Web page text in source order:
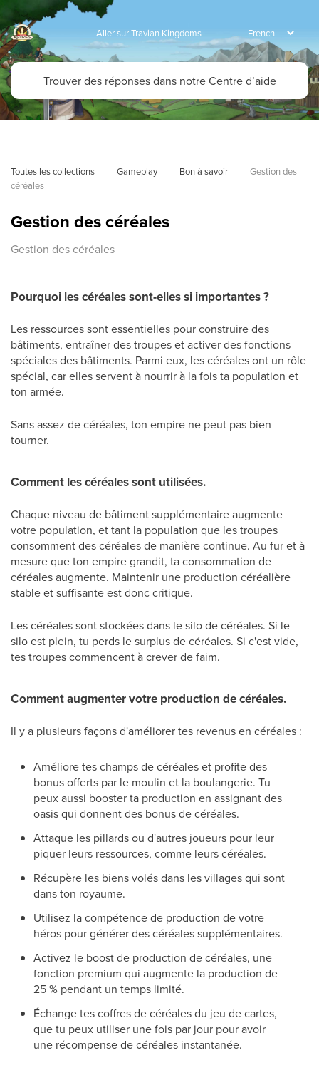
Aller sur Travian Kingdoms
Toutes les collections Gameplay Bon à savoir
Gestion des
céréales
Gestion des céréales
Gestion des céréales
Pourquoi les céréales sont-elles si importantes ?
Les ressources sont essentielles pour construire des
bâtiments, entraîner des troupes et activer des fonctions
spéciales des bâtiments. Parmi eux, les céréales ont un rôle
spécial, car elles servent à nourrir à la fois ta population et
ton armée.
Sans assez de céréales, ton empire ne peut pas bien
tourner.
Comment les céréales sont utilisées.
Chaque niveau de bâtiment supplémentaire augmente
votre population, et tant la population que les troupes
consomment des céréales de manière continue. Au fur et à
mesure que ton empire grandit, ta consommation de
céréales augmente. Maintenir une production céréalière
stable et suffisante est donc critique.
Les céréales sont stockées dans le silo de céréales. Si le
silo est plein, tu perds le surplus de céréales. Si c'est vide,
tes troupes commencent à crever de faim.
Comment augmenter votre production de céréales.
Il y a plusieurs façons d'améliorer tes revenus en céréales :
Améliore tes champs de céréales et profite des
bonus offerts par le moulin et la boulangerie. Tu
peux aussi booster ta production en assignant des
oasis qui donnent des bonus de céréales.
Attaque les pillards ou d'autres joueurs pour leur
piquer leurs ressources, comme leurs céréales.
Récupère les biens volés dans les villages qui sont
dans ton royaume.
Utilisez la compétence de production de votre
héros pour générer des céréales supplémentaires.
Activez le boost de production de céréales, une
fonction premium qui augmente la production de
25 % pendant un temps limité.
Échange tes coffres de céréales du jeu de cartes,
que tu peux utiliser une fois par jour pour avoir
une récompense de céréales instantanée.